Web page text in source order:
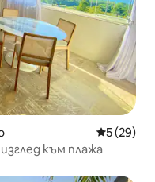
Средна
5 (29)
към плажа